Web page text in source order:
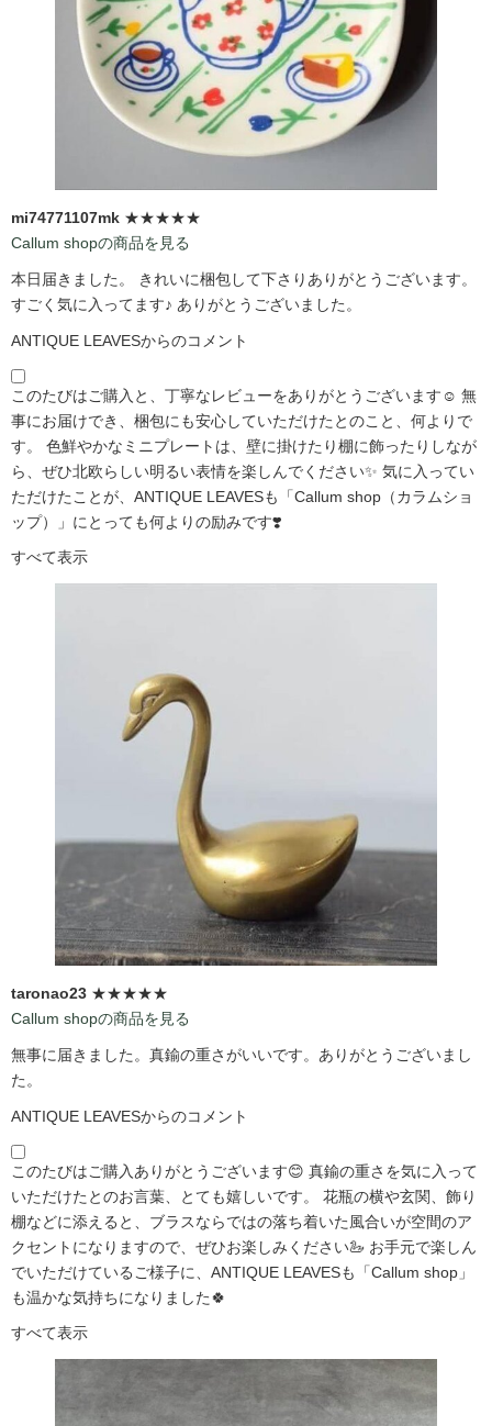
mi74771107mk ★★★★★
Callum shopの商品を見る
本日届きました。 きれいに梱包して下さりありがとうございます。
すごく気に入ってます♪ ありがとうございました。
ANTIQUE LEAVESからのコメント
このたびはご購入と、丁寧なレビューをありがとうございます☺️ 無
事にお届けでき、梱包にも安心していただけたとのこと、何よりで
す。 色鮮やかなミニプレートは、壁に掛けたり棚に飾ったりしなが
ら、ぜひ北欧らしい明るい表情を楽しんでください✨ 気に入ってい
ただけたことが、ANTIQUE LEAVESも「Callum shop（カラムショ
ップ）」にとっても何よりの励みです❣️
すべて表示
taronao23 ★★★★★
Callum shopの商品を見る
無事に届きました。真鍮の重さがいいです。ありがとうございまし
た。
ANTIQUE LEAVESからのコメント
このたびはご購入ありがとうございます😊 真鍮の重さを気に入って
いただけたとのお言葉、とても嬉しいです。 花瓶の横や玄関、飾り
棚などに添えると、ブラスならではの落ち着いた風合いが空間のア
クセントになりますので、ぜひお楽しみください🦢 お手元で楽しん
でいただけているご様子に、ANTIQUE LEAVESも「Callum shop」
も温かな気持ちになりました🍀
すべて表示